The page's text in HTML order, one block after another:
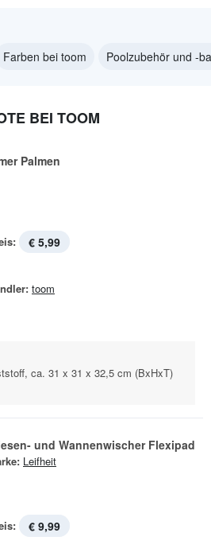
Farben bei toom Poolzubehör und -
BEI TOOM
Palmen
€ 5,99
toom
ca. 31 x 31 x 32,5 cm (BxHxT)
und Wannenwischer Flexipad
Leifheit
€ 9,99